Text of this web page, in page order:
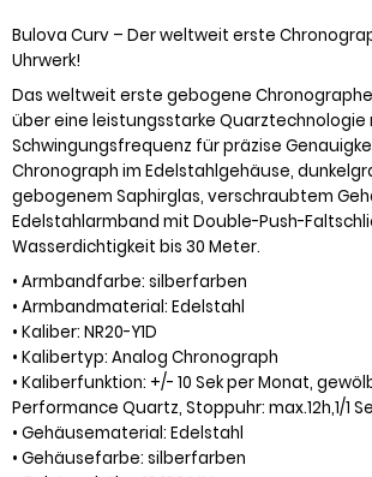
Bulova Curv – Der weltweit erste
Uhrwerk!
Das weltweit erste gebogene
über eine leistungsstarke Quarztechnologie
Schwingungsfrequenz für präzise
Chronograph im Edelstahlgehäuse,
gebogenem Saphirglas, verschraubtem
Edelstahlarmband mit Double-Push-
Wasserdichtigkeit bis 30 Meter.
• Armbandfarbe: silberfarben
• Armbandmaterial: Edelstahl
• Kaliber: NR20-Y1D
• Kalibertyp: Analog Chronograph
• Kaliberfunktion: +/- 10 Sek per Monat,
Performance Quartz, Stoppuhr: max.12h,1/1
• Gehäusematerial: Edelstahl
• Gehäusefarbe: silberfarben